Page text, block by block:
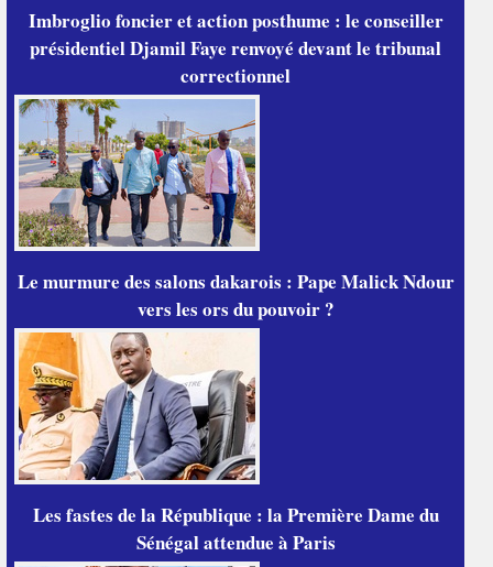
Imbroglio foncier et action posthume : le conseiller
présidentiel Djamil Faye renvoyé devant le tribunal
correctionnel
Le murmure des salons dakarois : Pape Malick Ndour
vers les ors du pouvoir ?
Les fastes de la République : la Première Dame du
Sénégal attendue à Paris